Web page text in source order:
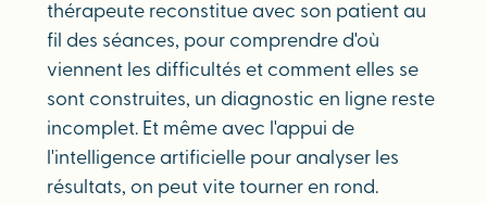
thérapeute reconstitue avec son patient au
fil des séances, pour comprendre d'où
viennent les difficultés et comment elles se
sont construites, un diagnostic en ligne reste
incomplet. Et même avec l'appui de
l'intelligence artificielle pour analyser les
résultats, on peut vite tourner en rond.